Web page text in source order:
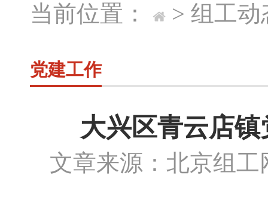
当前位置： > 组工动
党建工作
大兴区青云店
文章来源：北京